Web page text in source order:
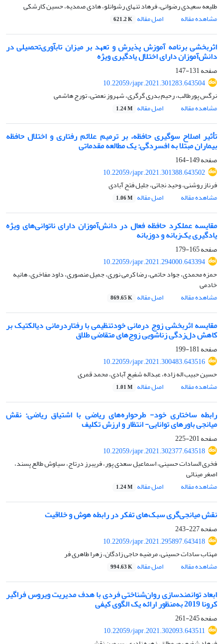
طلیعه سعیدی رضوانی، فرهاد تنهای رشوانلو، هادی صمدیه، حسین کارشکی
مشاهده مقاله
اصل مقاله 621.2 K
اثربخشی برنامه آموزش پذیرش و تعهد بر میزان تابآوری‌تحصیلی در
دانش‌آموزان دارای اختلال یادگیری ویژه
صفحه131-147
10.22059/japr.2021.301283.643504
نرگس پورطالب، رحیم بدری گرگری، شهروز نعمتی، تورج هاشمی
مشاهده مقاله
اصل مقاله 1.24 M
تأثیر اصلاح سوگیری حافظه، بر ترمیم علائم رفتاری و اختلال حافظه
بیماران مبتلا به افسردگی: یک مطالعه مقدماتی
صفحه149-164
10.22059/japr.2021.301388.643502
فرناز روشنی، وحید نجاتی، جلیل فتح آبادی
مشاهده مقاله
اصل مقاله 1.06 M
مقایسه عملکرد حافظه فعال در دانش‌آموزان دارای ناتوانی‌های ویژه
یادگیری یک‌زبانه و دوزبانه
صفحه165-179
10.22059/japr.2021.294000.643394
حمزه محمدی، جواد حاتمی، رضا کرمی نوری، جمیل منصوری، داود مفاخری، هانیه
خادمی
مشاهده مقاله
اصل مقاله 869.65 K
مقایسه اثربخشی زوج درمانی خودتنظیمی با رفتاردرمانی دیالکتیک بر
کاهش دل‌زدگی زناشویی زوج‌های متقاضی طلاق
صفحه181-199
10.22059/japr.2021.300483.643516
حسین حبیب اله زاده، عبداله شفیع آبادی، محمد قمری
مشاهده مقاله
اصل مقاله 1.01 M
رابطه ساختاری خود- طرحواره‌های ریاضی با اشتیاق ریاضی: نقش
میانجی باورهای توانایی- انتظار و ارزش تکلیف
صفحه201-225
10.22059/japr.2021.302377.643518
فخری السادات حسینی، اسماعیل سعدی پور، فریبرز درتاج، سیاوش طالع پسند،
اصغر مینائی
مشاهده مقاله
اصل مقاله 1.24 M
نقش میانجی‌گری سبک‌های تفکر در رابطه هوش و خلاقیت
صفحه227-243
10.22059/japr.2021.295897.643418
مهتاب سادات حسینی، مرضیه حاجی زادگان، زهرا طاهری فر
مشاهده مقاله
اصل مقاله 994.63 K
ابعاد توانمندسازی روان‌شناختی فردی با هدف مدیریت ویروس فراگیر
کرونا 2019 به‌منظور ارائه یک الگوی کیفی
صفحه245-261
10.22059/japr.2021.302093.643511